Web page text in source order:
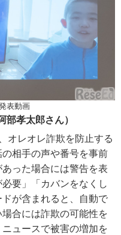
表動画
部孝太郎さん）
オレオレ詐欺を防止する
相手の声や番号を事前
った場合には警告を表
要」「カバンをなくし
が含まれると、自動で
合には詐欺の可能性を
ュースで被害の増加を